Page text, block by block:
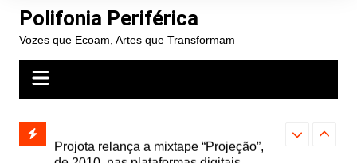
Polifonia Periférica
Vozes que Ecoam, Artes que Transformam
e abre
autoral,
de 2010, nas plataformas digitais
Farofa